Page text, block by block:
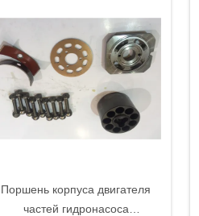
Поршень корпуса двигателя
частей гидронасоса